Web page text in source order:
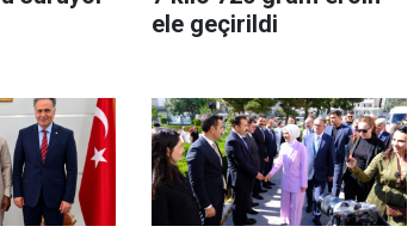
ele geçirildi